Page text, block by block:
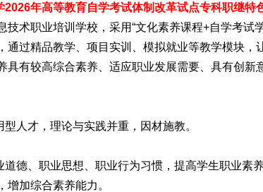
2026年高等教育自学考试体制改革试点专科职继特
技术职业培训学校，采用“文化素养课程+自学考试
通过精品教学、项目实训、模拟就业等教学模块，
具有较高综合素养、适应职业发展需要、具有创新
型人才，理论与实践并重，因材施教。
道德、职业思想、职业行为习惯，提高学生职业素
增加综合素养能力。